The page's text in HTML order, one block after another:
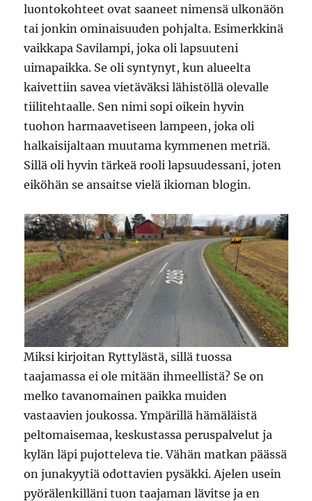
luontokohteet ovat saaneet nimensä ulkonäön
tai jonkin ominaisuuden pohjalta. Esimerkkinä
vaikkapa Savilampi, joka oli lapsuuteni
uimapaikka. Se oli syntynyt, kun alueelta
kaivettiin savea vietäväksi lähistöllä olevalle
tiilitehtaalle. Sen nimi sopi oikein hyvin
tuohon harmaavetiseen lampeen, joka oli
halkaisijaltaan muutama kymmenen metriä.
Sillä oli hyvin tärkeä rooli lapsuudessani, joten
eiköhän se ansaitse vielä ikioman blogin.
Miksi kirjoitan Ryttylästä, sillä tuossa
taajamassa ei ole mitään ihmeellistä? Se on
melko tavanomainen paikka muiden
vastaavien joukossa. Ympärillä hämäläistä
peltomaisemaa, keskustassa peruspalvelut ja
kylän läpi pujotteleva tie. Vähän matkan päässä
on junakyytiä odottavien pysäkki. Ajelen usein
pyörälenkilläni tuon taajaman lävitse ja en